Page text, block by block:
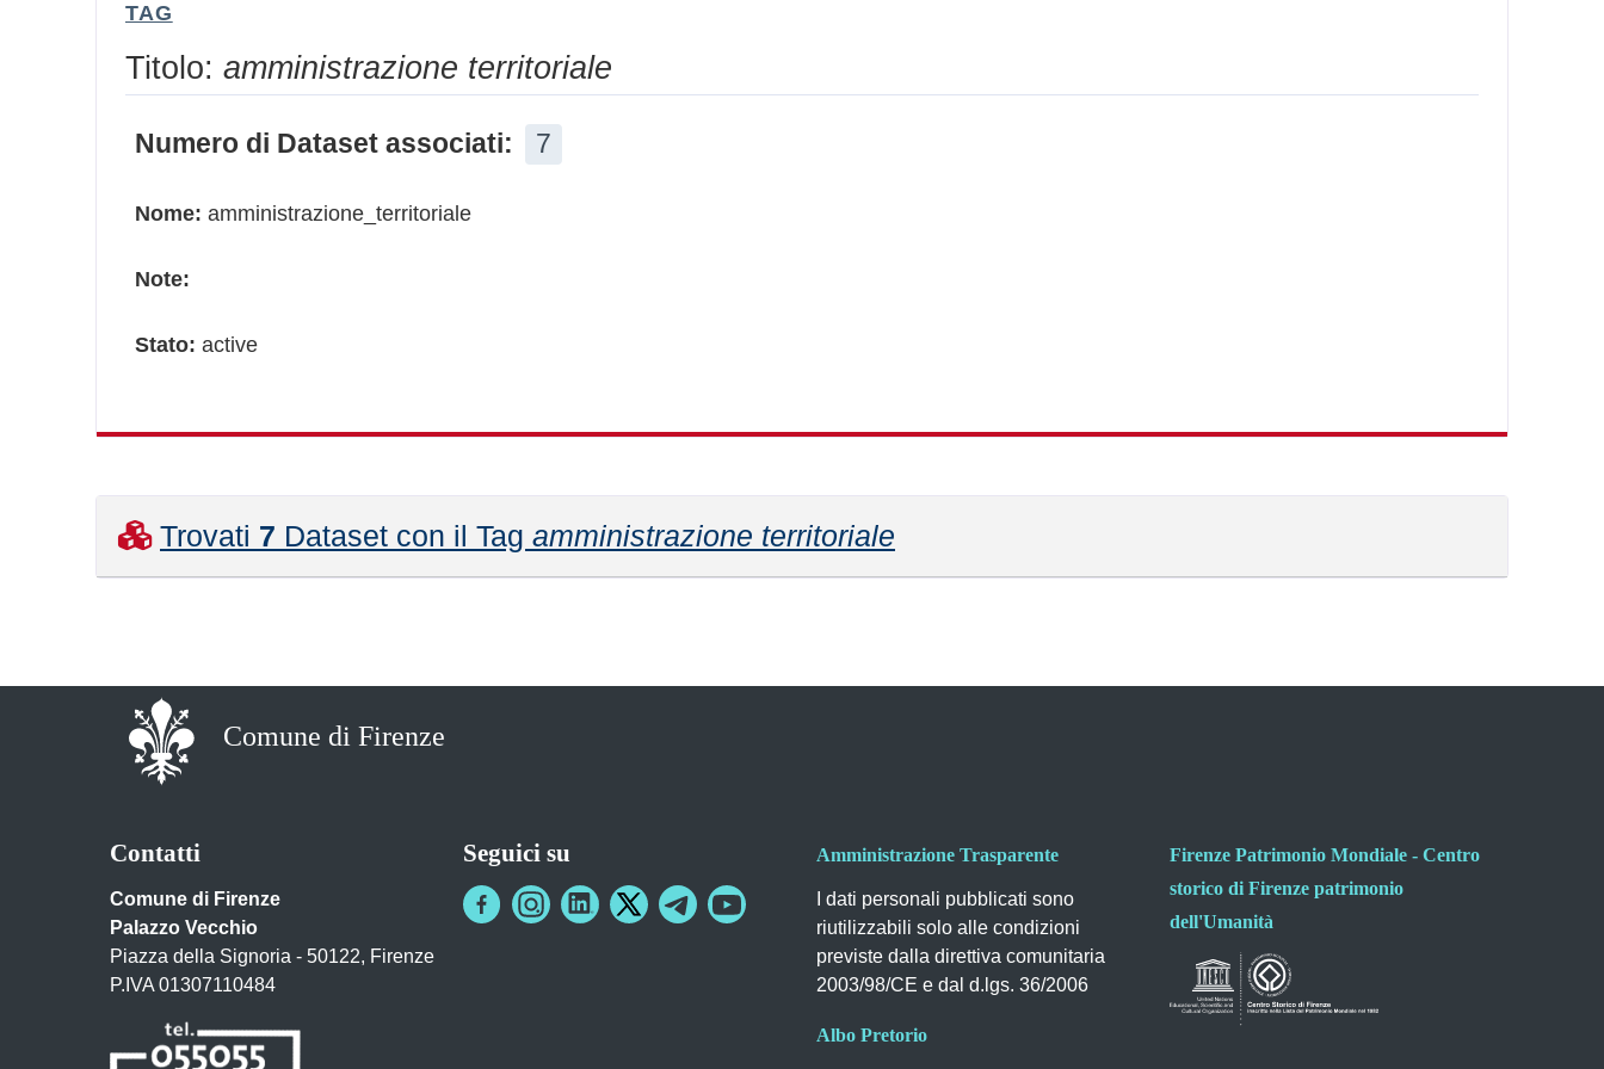
TAG
Titolo: amministrazione territoriale
Numero di Dataset associati: 7
Nome: amministrazione_territoriale
Note:
Stato: active
Trovati 7 Dataset con il Tag amministrazione territoriale
Comune di Firenze
Contatti
Comune di Firenze
Palazzo Vecchio
Piazza della Signoria - 50122, Firenze
P.IVA 01307110484
Seguici su Amministrazione Trasparente
I dati personali pubblicati sono
riutilizzabili solo alle condizioni
previste dalla direttiva comunitaria
2003/98/CE e dal d.lgs. 36/2006
Albo Pretorio
Firenze Patrimonio Mondiale - Centro
storico di Firenze patrimonio
dell'Umanità